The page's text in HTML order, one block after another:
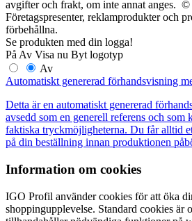
avgifter och frakt, om inte annat anges.
Företagspresenter, reklamprodukter och
förbehållna.
Se produkten med din logga!
På Av Visa nu Byt logotyp
Av
Automatiskt genererad förhandsvisning
Detta är en automatiskt genererad
avsedd som en generell referens och som
faktiska tryckmöjligheterna. Du får alltid
på din beställning innan produktionen
Information om cookies
IGO Profil använder cookies för att öka
shoppingupplevelse. Standard cookies är